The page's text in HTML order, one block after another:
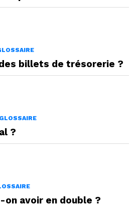
billets de trésorerie ?
GLOSSAIRE
?
avoir en double ?